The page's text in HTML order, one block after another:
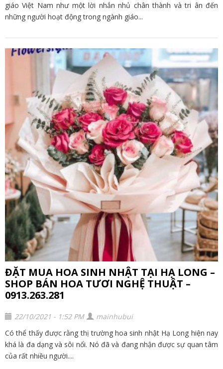
giáo Việt Nam như một lời nhắn nhủ chân thành và tri ân đến
những người hoạt động trong ngành giáo...
ĐẶT MUA HOA SINH NHẬT TẠI HẠ LONG –
SHOP BÁN HOA TƯƠI NGHỆ THUẬT –
0913.263.281
22/10/2021 - 1:52 PM
mainhubui
Có thể thấy được rằng thị trường hoa sinh nhật Hạ Long hiện nay
khá là đa dạng và sôi nổi. Nó đã và đang nhận được sự quan tâm
của rất nhiều người....